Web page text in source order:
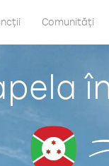
Comunități